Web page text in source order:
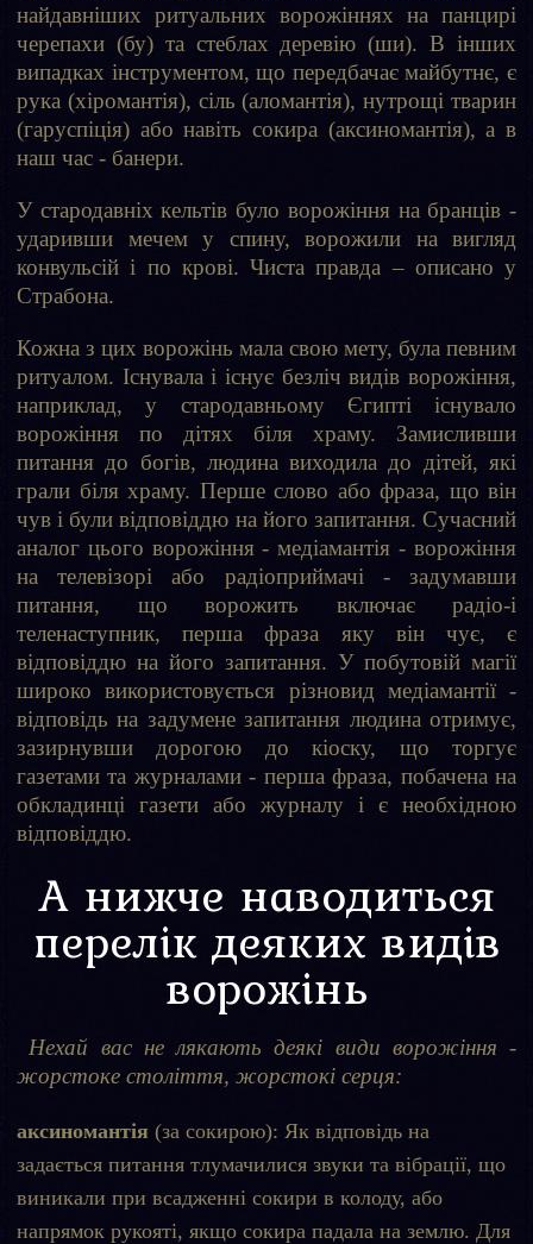
найдавніших ритуальних ворожіннях на панцирі
черепахи (бу) та стеблах деревію (ши). В інших
випадках інструментом, що передбачає майбутнє, є
рука (хіромантія), сіль (аломантія), нутрощі тварин
(гаруспіція) або навіть сокира (аксиномантія), а в
наш час - банери.
У стародавніх кельтів було ворожіння на бранців -
ударивши мечем у спину, ворожили на вигляд
конвульсій і по крові. Чиста правда – описано у
Страбона.
Кожна з цих ворожінь мала свою мету, була певним
ритуалом. Існувала і існує безліч видів ворожіння,
наприклад, у стародавньому Єгипті існувало
ворожіння по дітях біля храму. Замисливши
питання до богів, людина виходила до дітей, які
грали біля храму. Перше слово або фраза, що він
чув і були відповіддю на його запитання. Сучасний
аналог цього ворожіння - медіамантія - ворожіння
на телевізорі або радіоприймачі - задумавши
питання, що ворожить включає радіо-і
теленаступник, перша фраза яку він чує, є
відповіддю на його запитання. У побутовій магії
широко використовується різновид медіамантії -
відповідь на задумене запитання людина отримує,
зазирнувши дорогою до кіоску, що торгує
газетами та журналами - перша фраза, побачена на
обкладинці газети або журналу і є необхідною
відповіддю.
А нижче наводиться
перелік деяких видів
ворожінь
Нехай вас не лякають деякі види ворожіння -
жорстоке століття, жорстокі серця:
аксиномантія (за сокирою): Як відповідь на
задається питання тлумачилися звуки та вібрації, що
виникали при всадженні сокири в колоду, або
напрямок рукояті, якщо сокира падала на землю. Для